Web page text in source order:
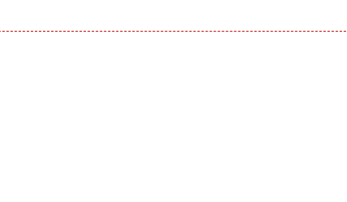
közben csipegetni, és míg a vödreinket,
fős család (apa, anya, két lurkó) kiszabadul az eperföldre,